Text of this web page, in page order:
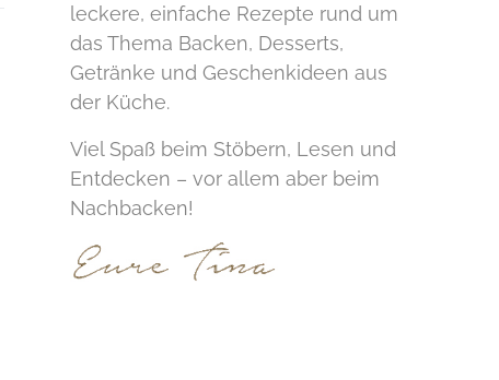
leckere, einfache Rezepte rund um
das Thema Backen, Desserts,
Getränke und Geschenkideen aus
der Küche.
Viel Spaß beim Stöbern, Lesen und
Entdecken – vor allem aber beim
Nachbacken!